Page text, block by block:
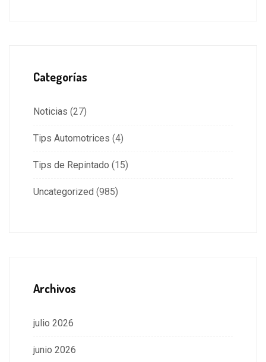
Categorías
Noticias (27)
Tips Automotrices (4)
Tips de Repintado (15)
Uncategorized (985)
Archivos
julio 2026
junio 2026